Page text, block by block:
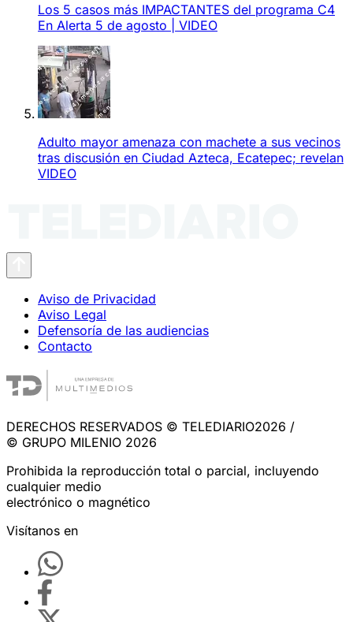
Los 5 casos más IMPACTANTES del programa C4
En Alerta 5 de agosto | VIDEO
Adulto mayor amenaza con machete a sus vecinos
tras discusión en Ciudad Azteca, Ecatepec; revelan
VIDEO
Aviso de Privacidad
Aviso Legal
Defensoría de las audiencias
Contacto
DERECHOS RESERVADOS © TELEDIARIO2026 /
© GRUPO MILENIO 2026
Prohibida la reproducción total o parcial, incluyendo
cualquier medio
electrónico o magnético
Visítanos en